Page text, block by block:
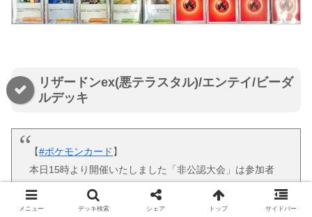
リザードンex(悪テラスタル)/エンテイ/ビーダ
ルデッキ
【#ポケモンカード 】
本日15時より開催いたしました「非公認大会」は参加者
15名！！
優勝は「ジェットリザードン」を使用された「たかすぃ
メニュー デッキ検索 シェア トップ サイドバー